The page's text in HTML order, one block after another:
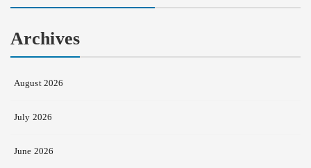
Archives
August 2026
July 2026
June 2026